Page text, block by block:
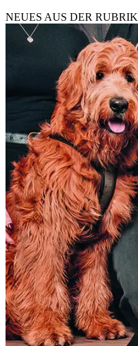
NEUES AUS DER RUBRIK